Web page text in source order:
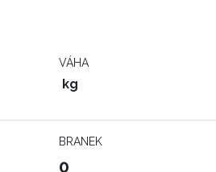
VÁHA
kg
BRANEK
0